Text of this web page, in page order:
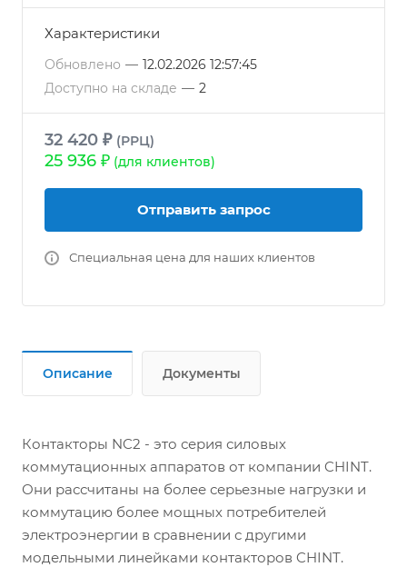
Характеристики
Обновлено — 12.02.2026 12:57:45
Доступно на складе — 2
32 420 ₽ (РРЦ)
25 936 ₽ (для клиентов)
Отправить запрос
Специальная цена для наших клиентов
Описание Документы
Контакторы NC2 - это серия силовых
коммутационных аппаратов от компании CHINT.
Они рассчитаны на более серьезные нагрузки и
коммутацию более мощных потребителей
электроэнергии в сравнении с другими
модельными линейками контакторов CHINT.